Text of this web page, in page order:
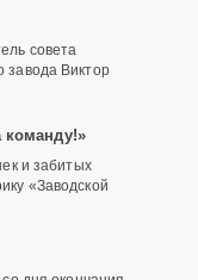
совета
завода Виктор
команду!»
и забитых
«Заводской